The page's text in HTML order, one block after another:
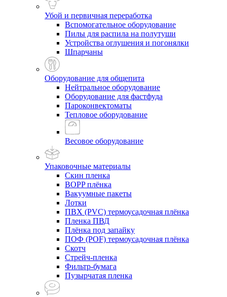
Убой и первичная переработка
Вспомогательное оборудование
Пилы для распила на полутуши
Устройства оглушения и погонялки
Шпарчаны
Оборудование для общепита
Нейтральное оборудование
Оборудование для фастфуда
Пароконвектоматы
Тепловое оборудование
Весовое оборудование
Упаковочные материалы
Скин пленка
BOPP плёнка
Вакуумные пакеты
Лотки
ПВХ (PVC) термоусадочная плёнка
Пленка ПВД
Плёнка под запайку
ПОФ (POF) термоусадочная плёнка
Скотч
Стрейч-пленка
Фильтр-бумага
Пузырчатая пленка